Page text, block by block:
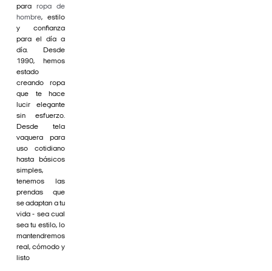
para ropa de
hombre, estilo
y confianza
para el día a
día. Desde
1990, hemos
estado
creando ropa
que te hace
lucir elegante
sin esfuerzo.
Desde tela
vaquera para
uso cotidiano
hasta básicos
simples,
tenemos las
prendas que
se adaptan a tu
vida - sea cual
sea tu estilo, lo
mantendremos
real, cómodo y
listo